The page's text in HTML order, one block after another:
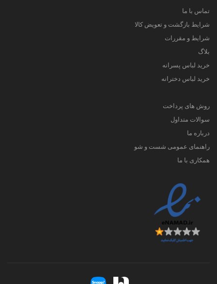
تماس با ما
شرایط بازگشت و تعویض کالا
شرایط و مقررات
بلاگ
خرید لباس پسرانه
خرید لباس دخترانه
روش های پرداخت
سوالات متداول
درباره ما
راهنمای عمومی شست و شو
همکاری با ما